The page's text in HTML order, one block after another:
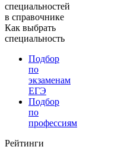
специальностей
в справочнике
Как выбрать
специальность
Подбор
по
экзаменам
ЕГЭ
Подбор
по
профессиям
Рейтинги